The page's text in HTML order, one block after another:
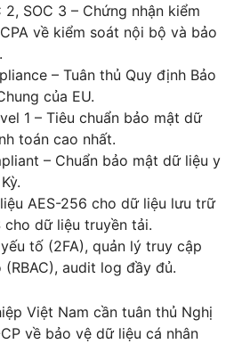
2, SOC 3 – Chứng nhận kiểm
về kiểm soát nội bộ và bảo
– Tuân thủ Quy định Bảo
của EU.
1 – Tiêu chuẩn bảo mật dữ
toán cao nhất.
– Chuẩn bảo mật dữ liệu y
AES-256 cho dữ liệu lưu trữ
cho dữ liệu truyền tải.
tố (2FA), quản lý truy cập
audit log đầy đủ.
Việt Nam cần tuân thủ Nghị
về bảo vệ dữ liệu cá nhân